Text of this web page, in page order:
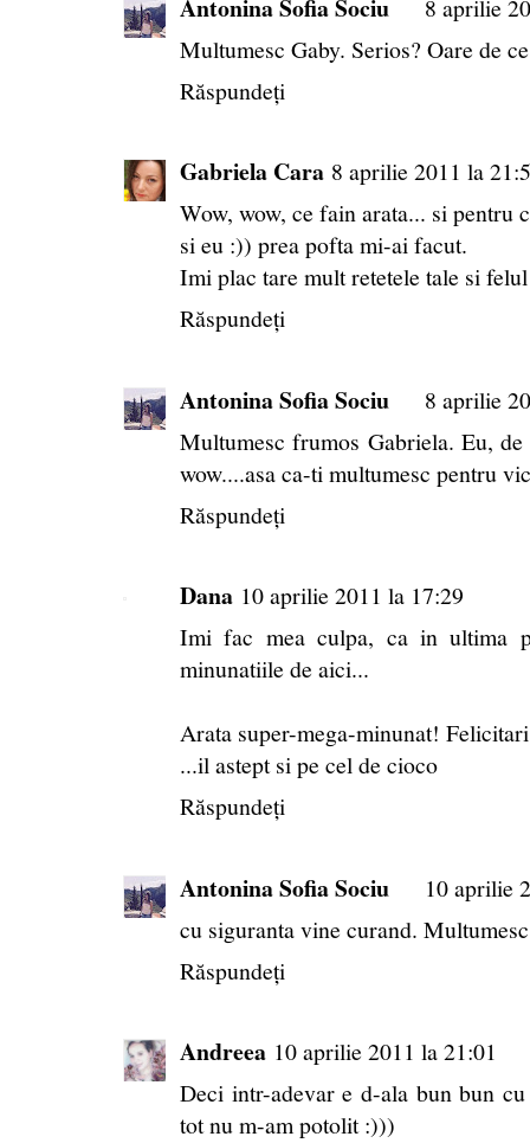
Antonina Sofia Sociu
8 aprilie
Multumesc Gaby. Serios? Oare de
Răspundeți
Gabriela Cara 8 aprilie 2011 la
Wow, wow, ce fain arata... si pentru
si eu :)) prea pofta mi-ai facut.
Imi plac tare mult retetele tale si
Răspundeți
Antonina Sofia Sociu
8 aprilie
Multumesc frumos Gabriela. Eu,
wow....asa ca-ti multumesc pentru
Răspundeți
Dana 10 aprilie 2011 la 17:29
Imi fac mea culpa, ca in ultima
minunatiile de aici...
Arata super-mega-minunat!
...il astept si pe cel de cioco
Răspundeți
Antonina Sofia Sociu
10 aprilie
cu siguranta vine curand.
Răspundeți
Andreea 10 aprilie 2011 la 21:01
Deci intr-adevar e d-ala bun bun
tot nu m-am potolit :)))